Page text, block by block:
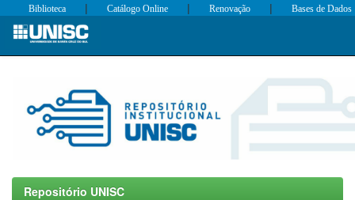
Skip
Biblioteca | Catálogo Online | Renovação | Bases de Dados
Repositório UNISC